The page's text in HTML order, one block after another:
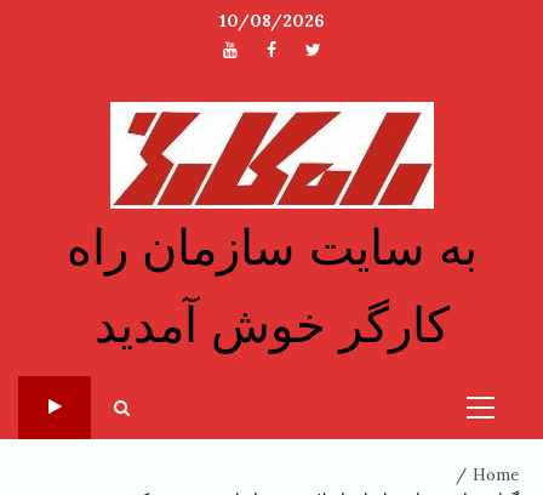
10/08/2026
توئیترفیسبوکیوتیوب
به سایت سازمان راه
کارگر خوش آمدید
Primary
Home